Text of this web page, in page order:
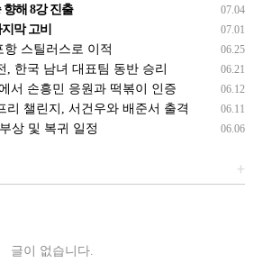
07.04
향해 8강 진출
07.01
막 고비
06.25
항 스틸러스로 이적
06.21
, 한국 남녀 대표팀 동반 승리
06.12
서 손흥민 응원과 떡볶이 인증
06.11
리 챌린지, 서건우와 배준서 출격
06.06
상 및 복귀 일정
+
글이 없습니다.